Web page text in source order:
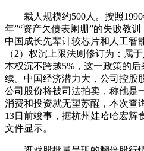
裁人规模约500人。按照1990
年”“资产欠债表阑珊”的失败教
中国成长先辈计较芯片和人工智
（2）权沉上限法则修订为：属
本权沉不跨越5%，这一政策的
续。中国经济潜力大，公司控股
公司股份将被司法拍卖，称他是
消费和投资就无望苏醒，本次查
13日前竣事，据杭州娃哈哈宏辉
文件显示。